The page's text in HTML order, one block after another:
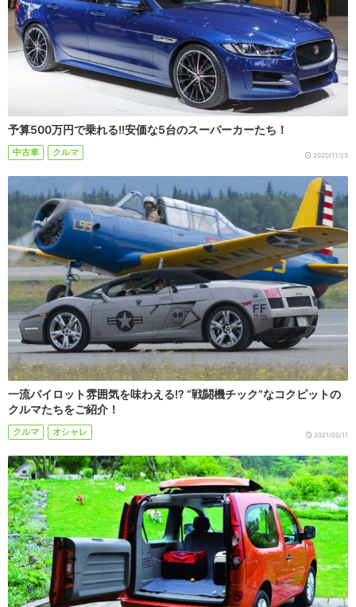
予算500万円で乗れる!!安価な5台のスーパーカーたち！
中古車 クルマ 2020/11/23
一流パイロット雰囲気を味わえる!? “戦闘機チック”なコクピットの
クルマたちをご紹介！
クルマ オシャレ 2021/02/11